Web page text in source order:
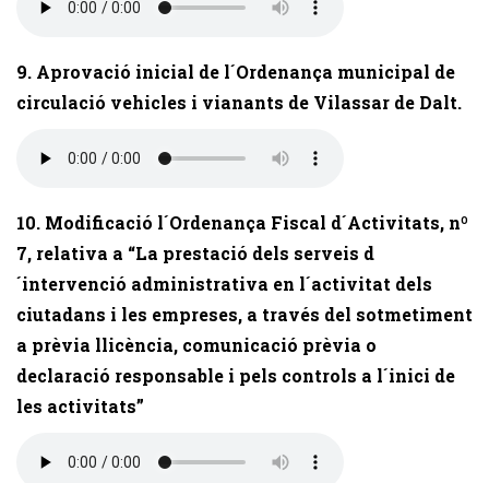
9. Aprovació inicial de l´Ordenança municipal de
circulació vehicles i vianants de Vilassar de Dalt.
10. Modificació l´Ordenança Fiscal d´Activitats, nº
7, relativa a “La prestació dels serveis d
´intervenció administrativa en l´activitat dels
ciutadans i les empreses, a través del sotmetiment
a prèvia llicència, comunicació prèvia o
declaració responsable i pels controls a l´inici de
les activitats”